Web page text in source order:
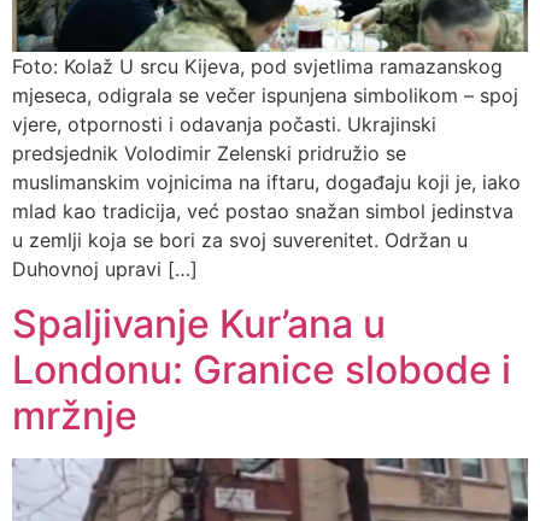
Foto: Kolaž U srcu Kijeva, pod svjetlima ramazanskog
mjeseca, odigrala se večer ispunjena simbolikom – spoj
vjere, otpornosti i odavanja počasti. Ukrajinski
predsjednik Volodimir Zelenski pridružio se
muslimanskim vojnicima na iftaru, događaju koji je, iako
mlad kao tradicija, već postao snažan simbol jedinstva
u zemlji koja se bori za svoj suverenitet. Održan u
Duhovnoj upravi […]
Spaljivanje Kur’ana u
Londonu: Granice slobode i
mržnje